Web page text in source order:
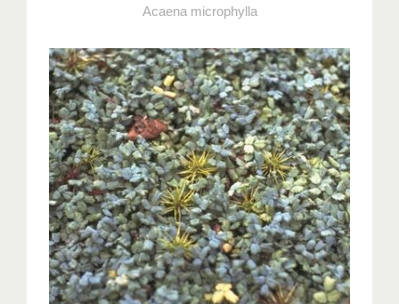
Acaena microphylla